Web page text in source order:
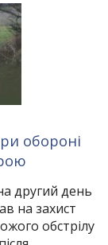
обороні
другий день
на захист
обстрілу